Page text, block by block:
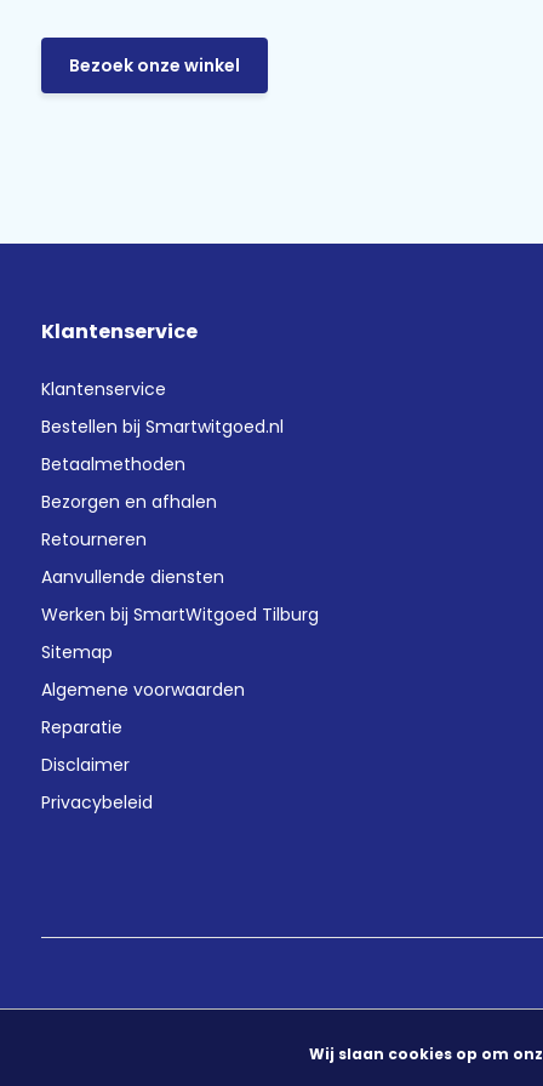
Bezoek onze winkel
Klantenservice
Klantenservice
Bestellen bij Smartwitgoed.nl
Betaalmethoden
Bezorgen en afhalen
Retourneren
Aanvullende diensten
Werken bij SmartWitgoed Tilburg
Sitemap
Algemene voorwaarden
Reparatie
Disclaimer
Privacybeleid
Wij slaan cookies op om